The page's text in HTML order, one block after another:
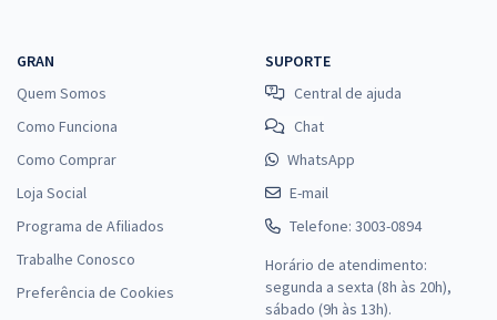
GRAN
Quem Somos
Como Funciona
Como Comprar
Loja Social
Programa de Afiliados
Trabalhe Conosco
Preferência de Cookies
SUPORTE
Central de ajuda
Chat
WhatsApp
E-mail
Telefone: 3003-0894
Horário de atendimento:
segunda a sexta (8h às 20h),
sábado (9h às 13h).